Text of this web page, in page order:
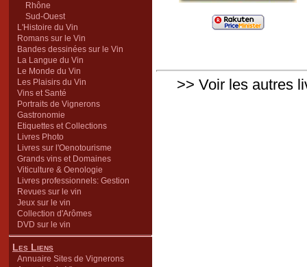
Rhône
Sud-Ouest
L'Histoire du Vin
Romans sur le Vin
Bandes dessinées sur le Vin
La Langue du Vin
Le Monde du Vin
Les Plaisirs du Vin
Vins et Santé
Portraits de Vignerons
Gastronomie
Etiquettes et Collections
Livres Photo
Livres sur l'Oenotourisme
Grands vins et Domaines
Viticulture & Oenologie
Livres professionnels: Gestion
Revues sur le vin
Jeux sur le vin
Collection d'Arômes
DVD sur le vin
Les Liens
Annuaire Sites de Vignerons
>> Voir les autres